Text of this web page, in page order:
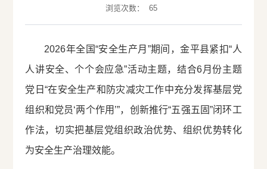
浏览次数：
65
2026年全国“安全生产月”期间，金平县紧扣“人
人讲安全、个个会应急”活动主题，结合6月份主题
党日“在安全生产和防灾减灾工作中充分发挥基层党
组织和党员‘两个作用’”，创新推行“五强五固”闭环工
作法，切实把基层党组织政治优势、组织优势转化
为安全生产治理效能。